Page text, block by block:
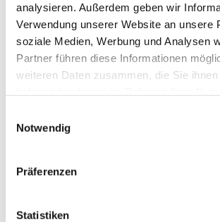
analysieren. Außerdem geben wir
Verwendung unserer Website an unsere
soziale Medien, Werbung und Analysen
Partner führen diese Informationen
weiteren Daten zusammen, die Sie
Notwendig
Präferenzen
Statistiken
Dies könnte Sie